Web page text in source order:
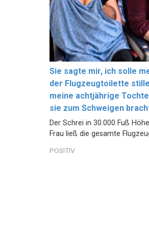
Sie sagte mir, ich solle
der Flugzeugtoilette
meine achtjährige
sie zum Schweigen
Der Schrei in 30.000 Fuß
Frau ließ die gesamte
POSITIV